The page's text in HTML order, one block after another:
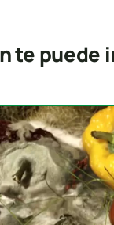
te puede
“ESC” para